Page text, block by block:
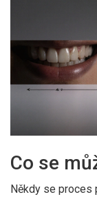
Co se
Někdy se proces